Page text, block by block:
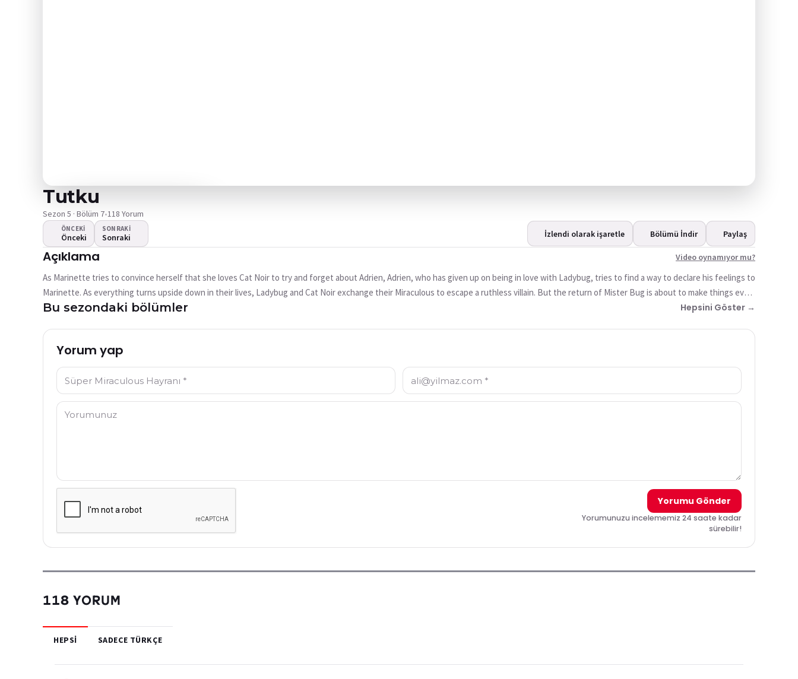
Video oynamıyor
Tekrar Dene
Tutku
Sezon 5 · Bölüm 7•118 Yorum
ÖNCEKI
Önceki
SONRAKI
Sonraki İzlendi olarak işaretle Bölümü İndir Paylaş
Açıklama Video oynamıyor mu?
As Marinette tries to convince herself that she loves Cat Noir to try and forget about Adrien, Adrien, who has given up on being in love with Ladybug, tries to find a way to declare his feelings to
Marinette. As everything turns upside down in their lives, Ladybug and Cat Noir exchange their Miraculous to escape a ruthless villain. But the return of Mister Bug is about to make things even
more confusing in Lady Noire’s heart.
Bu sezondaki bölümler Hepsini Göster →
Yorum yap
İsim: * E-posta: *
Yorum: *
Yorumu Gönder
Yorumunuzu incelememiz 24 saate kadar
sürebilir!
118 YORUM
HEPSI SADECE TÜRKÇE